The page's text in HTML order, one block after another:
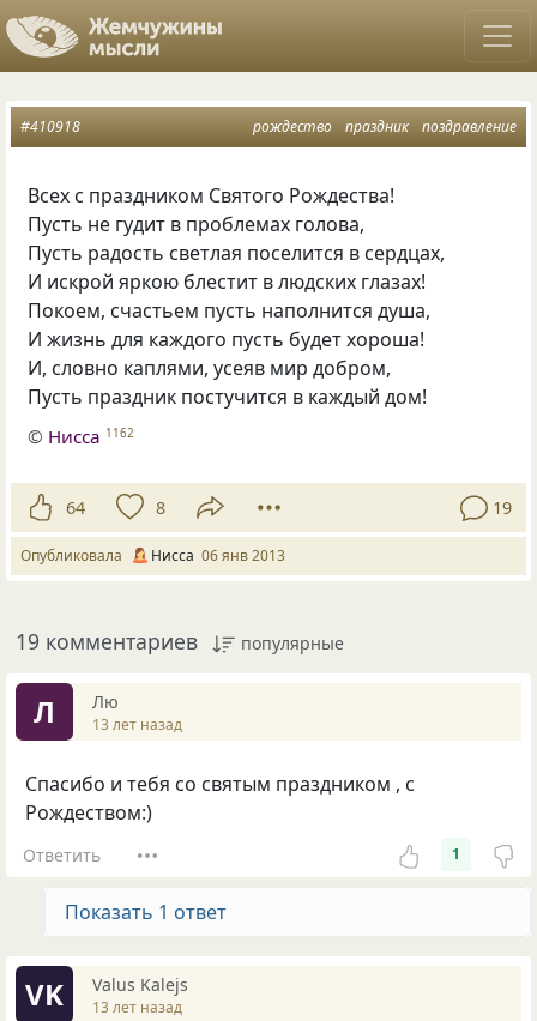
рождество праздник поздравление
#410918
Всех с праздником Святого Рождества!
Пусть не гудит в проблемах голова,
Пусть радость светлая поселится в сердцах,
И искрой яркою блестит в людских глазах!
Покоем, счастьем пусть наполнится душа,
И жизнь для каждого пусть будет хороша!
И, словно каплями, усеяв мир добром,
Пусть праздник постучится в каждый дом!
© Нисса 1162
64 8 19
Опубликовала Нисса 06 янв 2013
19 комментариев популярные
Л Лю
13 лет назад
Спасибо и тебя со святым праздником , с
Рождеством:)
Ответить 1
Показать 1 ответ
VK Valus Kalejs
13 лет назад